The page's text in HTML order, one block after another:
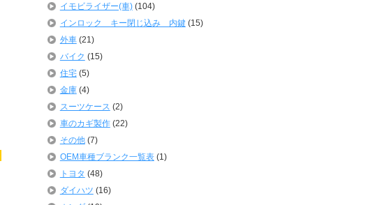
イモビライザー(車)(104)
インロック キー閉じ込み 内鍵 (15)
外車(21)
バイク (15)
住宅(5)
金庫(4)
スーツケース (2)
車のカギ製作(22)
その他(7)
OEM車種ブランク一覧表(1)
トヨタ (48)
ダイハツ (16)